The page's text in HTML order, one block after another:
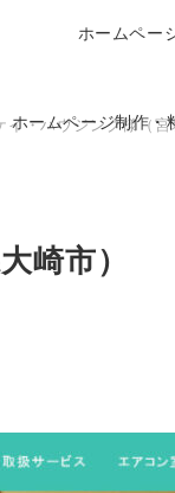
ホームページ制作・
ホームペー
イ・ハウジング様（
崎市）